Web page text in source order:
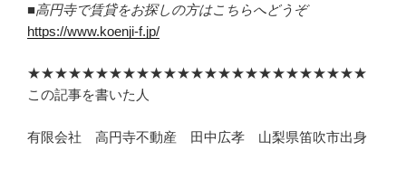
■高円寺で賃貸をお探しの方はこちらへどうぞ
https://www.koenji-f.jp/
★★★★★★★★★★★★★★★★★★★★★★★★★
この記事を書いた人
有限会社 高円寺不動産 田中広孝 山梨県笛吹市出身